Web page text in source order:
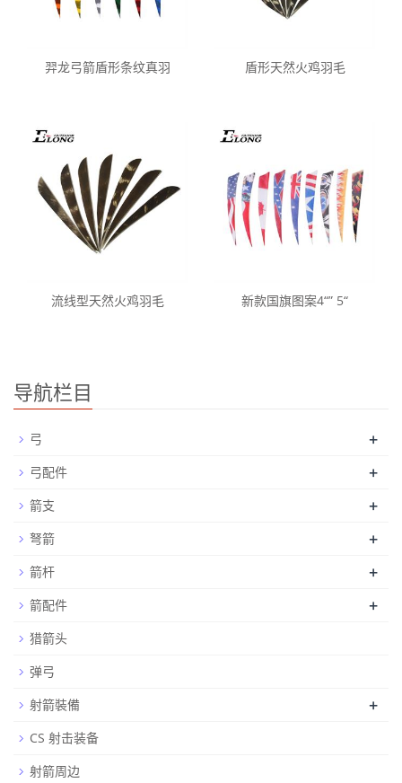
羿龙弓箭盾形条纹真羽 盾形天然火鸡羽毛
流线型天然火鸡羽毛 新款国旗图案4“” 5“
导航栏目
弓 +
弓配件 +
箭支 +
弩箭 +
箭杆 +
箭配件 +
猎箭头
弹弓
射箭裝備
+
CS 射击装备
射箭周边